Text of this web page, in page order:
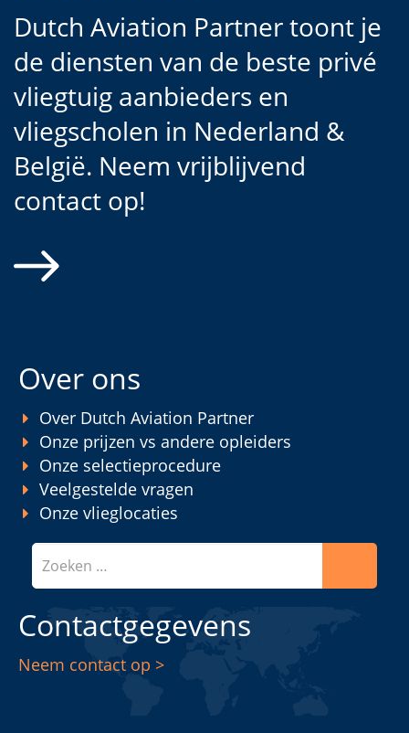
Dutch Aviation Partner toont je
de diensten van de beste privé
vliegtuig aanbieders en
vliegscholen in Nederland &
België. Neem vrijblijvend
contact op!
Over ons
Over Dutch Aviation Partner
Onze prijzen vs andere opleiders
Onze selectieprocedure
Veelgestelde vragen
Onze vlieglocaties
Contactgegevens
Neem contact op >